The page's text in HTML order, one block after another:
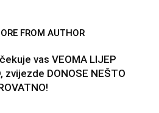
FROM AUTHOR
vas VEOMA LIJEP
zvijezde DONOSE NEŠTO